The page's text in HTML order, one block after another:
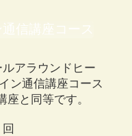
信講座コース
アラウンドヒー
ン通信講座コース
と同等です。